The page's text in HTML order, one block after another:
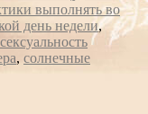
выполнять во
день недели,
, солнечные